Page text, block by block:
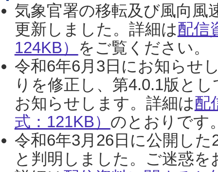
気象官署の移転及び風向風
更新しました。詳細は配信
124KB） をご覧ください。
令和6年6月3日にお知らせ
りを修正し、第4.0.1版と
お知らせします。詳細は配
式：121KB） のとおりです
令和6年3月26日に公開し
と判明しました。ご迷惑